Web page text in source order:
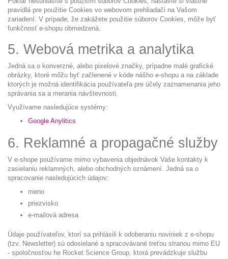
pravidlá pre použitie Cookies vo webovom prehliadači na Vašom
zariadení. V prípade, že zakážete použitie súborov Cookies, môže byť
funkčnosť e-shopu obmedzená.
5. Webová metrika a analytika
Jedná sa o konverzné, alebo pixelové značky, prípadne malé grafické
obrázky, ktoré môžu byť začlenené v kóde nášho e-shopu a na základe
ktorých je možná identifikácia používateľa pre účely zaznamenania jeho
správania sa a merania návštevnosti.
Využívame nasledujúce systémy:
Google Anylitics
6. Reklamné a propagačné služby
V e-shope používame mimo vybavenia objednávok Vaše kontakty k
zasielaniu reklamných, alebo obchodných oznámení. Jedná sa o
spracovanie nasledujúcich údajov:
meno
priezvisko
e-mailová adresa
Údaje používateľov, ktorí sa prihlásili k odoberaniu noviniek z e-shopu
(tzv. Newsletter) sú odosielané a spracovávané treťou stranou mimo EU
- spoločnosťou he Rocket Science Group, ktorá prevádzkuje službu